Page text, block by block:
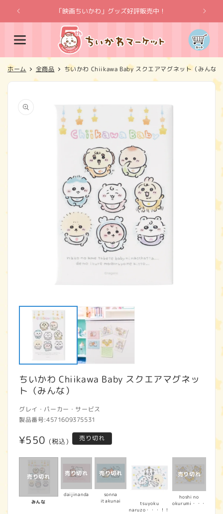
ンツに
進む
「映画ちいかわ」グッズ好評販売中！
カ
ー
ト
ホーム 全商品 ちいかわ Chiikawa Baby スクエアマグネット（みんな）
報にス
キップ
ちいかわ Chiikawa Baby スクエアマグネッ
ト（みんな）
グレイ・パーカー・サービス
製品番号:4571609375531
通
常
価
格
¥550 (税込) 売り切れ
みんな
daijinanda
sonna
itakunai
tsuyoku
naruzo・・・！！
hoshi no
okurumi・・・